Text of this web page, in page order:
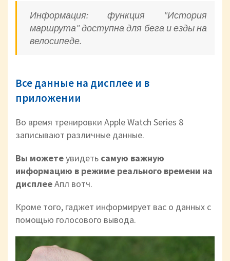
Информация: функция "История
маршрута" доступна для бега и езды на
велосипеде.
Все данные на дисплее и в
приложении
Во время тренировки Apple Watch Series 8
записывают различные данные.
Вы можетеувидеть самую важную
информацию в режиме реального времени на
дисплееАпл вотч.
Кроме того, гаджет информирует вас о данных с
помощью голосового вывода.